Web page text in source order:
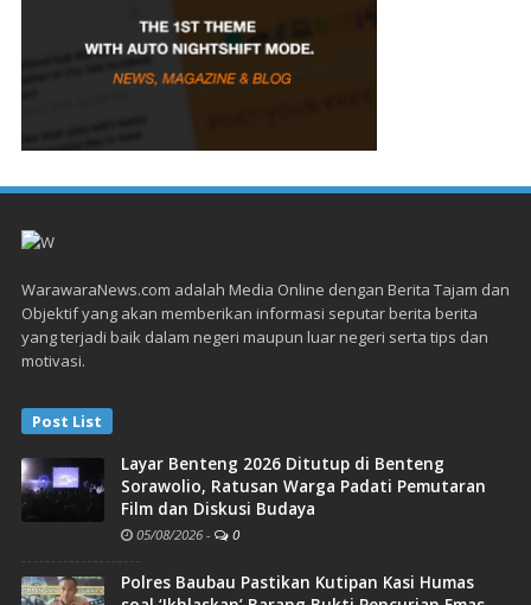
WarawaraNews.com adalah Media Online dengan Berita Tajam dan
Objektif yang akan memberikan informasi seputar berita berita
yang terjadi baik dalam negeri maupun luar negeri serta tips dan
motivasi.
Post List
Layar Benteng 2026 Ditutup di Benteng
Sorawolio, Ratusan Warga Padati Pemutaran
Film dan Diskusi Budaya
05/08/2026 - 0
Polres Baubau Pastikan Kutipan Kasi Humas